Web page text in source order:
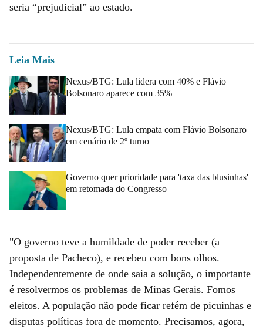
seria “prejudicial” ao estado.
Leia Mais
Nexus/BTG: Lula lidera com 40% e Flávio
Bolsonaro aparece com 35%
Nexus/BTG: Lula empata com Flávio Bolsonaro
em cenário de 2º turno
Governo quer prioridade para 'taxa das blusinhas'
em retomada do Congresso
"O governo teve a humildade de poder receber (a
proposta de Pacheco), e recebeu com bons olhos.
Independentemente de onde saia a solução, o importante
é resolvermos os problemas de Minas Gerais. Fomos
eleitos. A população não pode ficar refém de picuinhas e
disputas políticas fora de momento. Precisamos, agora,